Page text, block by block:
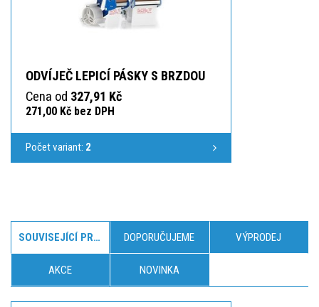
ODVÍJEČ LEPICÍ PÁSKY S BRZDOU
Cena od 327,91 Kč
271,00 Kč bez DPH
Počet variant: 2
SOUVISEJÍCÍ PRODUKTY DOPORUČUJEME VÝPRODEJ
AKCE NOVINKA